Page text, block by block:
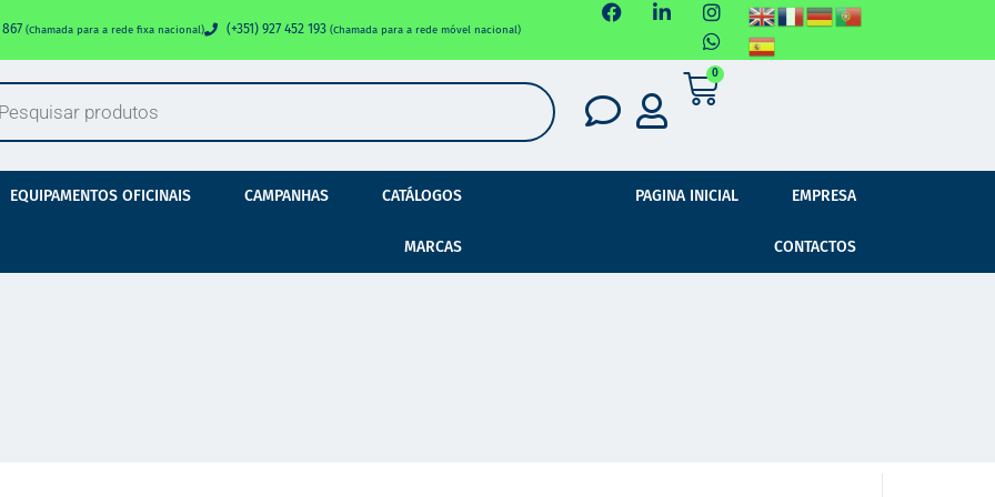
867 (Chamada para a rede fixa nacional) (+351) 927 452 193 (Chamada para a rede móvel nacional)
0
EQUIPAMENTOS OFICINAIS CAMPANHAS CATÁLOGOS
MARCAS
PAGINA INICIAL EMPRESA
CONTACTOS